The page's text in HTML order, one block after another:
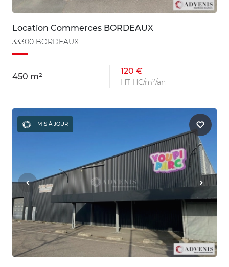
Location Commerces BORDEAUX
33300 BORDEAUX
450 m²
120 €
HT HC/m²/an
MIS À JOUR